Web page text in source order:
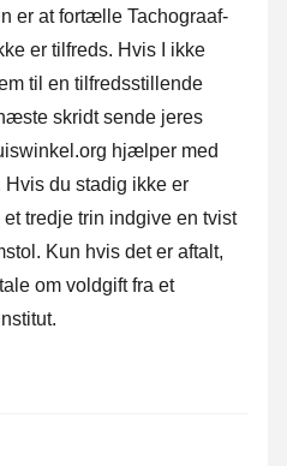
er at fortælle Tachograaf-
er tilfreds. Hvis I ikke
til en tilfredsstillende
skridt sende jeres
hjælper med
Hvis du stadig ikke er
tredje trin indgive en tvist
Kun hvis det er aftalt,
om voldgift fra et